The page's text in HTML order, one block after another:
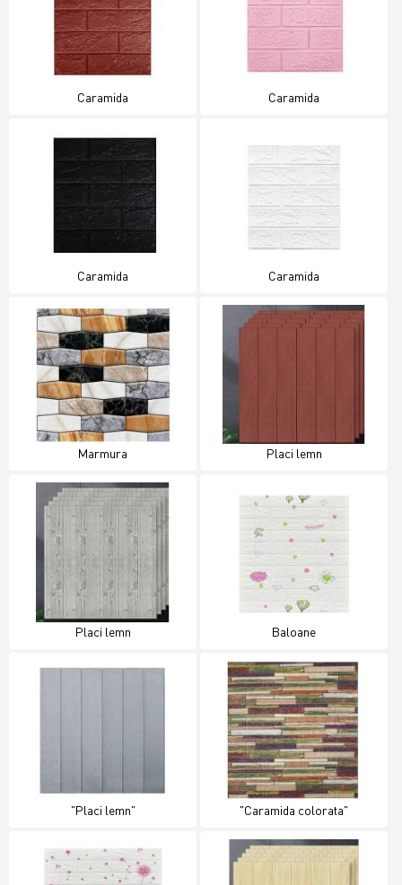
Caramida Caramida
Caramida Caramida
Marmura Placi lemn
Placi lemn Baloane
"Placi lemn" "Caramida colorata"